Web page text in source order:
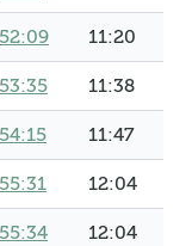
52:09 11:20
53:35 11:38
54:15 11:47
55:31 12:04
55:34 12:04